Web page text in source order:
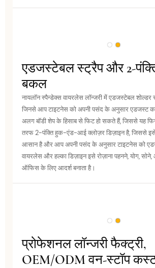
एडजस्टेबल स्ट्रैप और 2-
बकल
नायलॉन स्पैन्डेक्स वायरलेस लॉन्जरी में एडजस्टेबल शोल्डर
जिनसे आप टाइटनेस को अपनी पसंद के अनुसार
अलग बॉडी शेप के हिसाब से फिट हो सकते हैं, जिससे यह
तरफ 2-पंक्ति हुक-एंड-आई क्लोज़र डिज़ाइन है, जिससे इसे
आसान है और आप अपनी पसंद के अनुसार टाइटनेस को
वायरलेस और हल्का डिज़ाइन इसे रोज़ाना पहनने, योग,
ऑफिस के लिए आदर्श बनाता है।
प्रोफेशनल लॉन्जरी फैक्ट्री,
OEM/ODM वन-स्टॉप